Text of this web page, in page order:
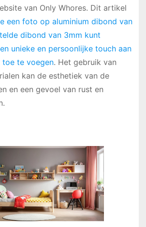
van Only Whores. Dit artikel
een foto op aluminium dibond van
dibond van 3mm kunt
unieke en persoonlijke touch aan
toe te voegen. Het gebruik van
kan de esthetiek van de
en een gevoel van rust en